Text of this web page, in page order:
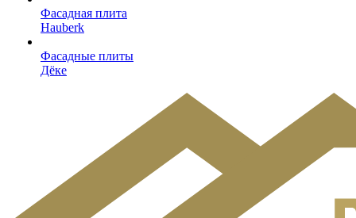
Фасадная плита
Hauberk
Фасадные плиты
Дёке